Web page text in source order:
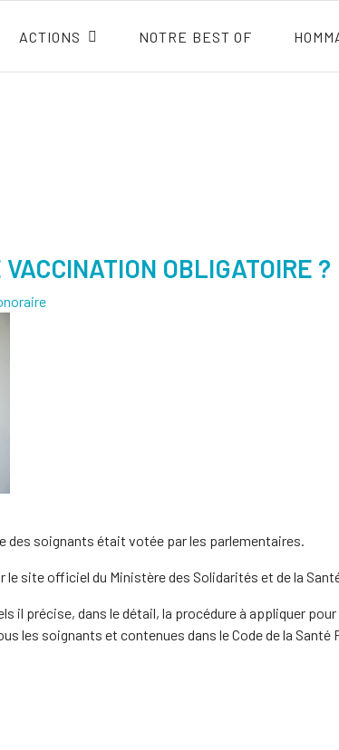
ACTIONS NOTRE BEST OF
OBLIGATOIRE ?
des soignants était votée par les parlementaires.
le site officiel du Ministère des Solidarités et de la
il précise, dans le détail, la procédure à appliquer
les soignants et contenues dans le Code de la Santé